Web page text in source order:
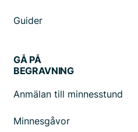
Guider
GÅ PÅ
BEGRAVNING
Anmälan till minnesstund
Minnesgåvor